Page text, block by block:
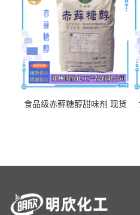
食品级赤藓糖醇甜味剂 现货